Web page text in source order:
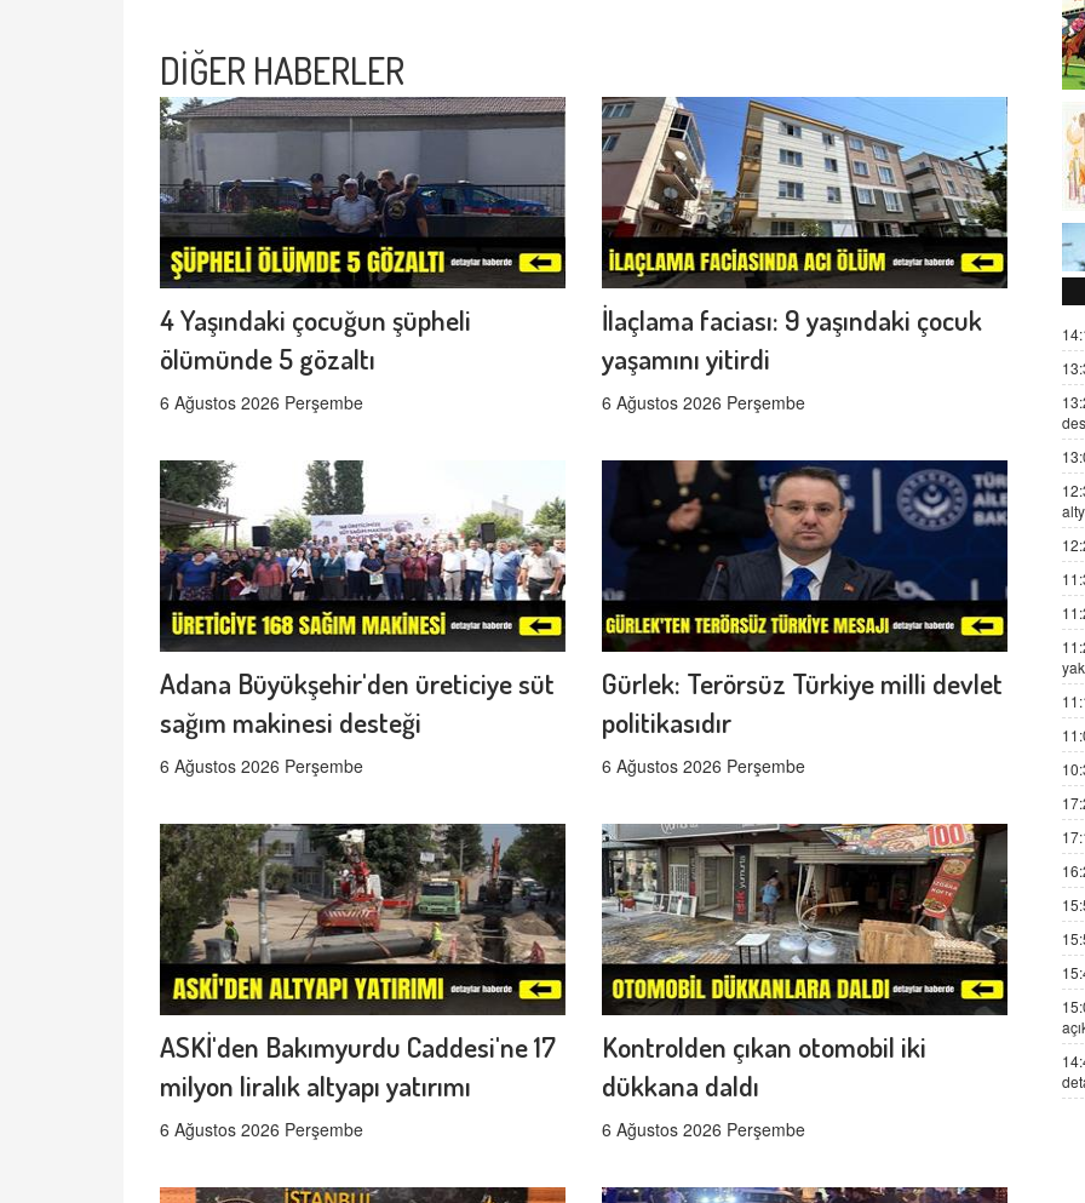
DİĞER HABERLER
4 Yaşındaki çocuğun şüpheli
ölümünde 5 gözaltı
6 Ağustos 2026 Perşembe
İlaçlama faciası: 9 yaşındaki çocuk
yaşamını yitirdi
6 Ağustos 2026 Perşembe
Adana Büyükşehir'den üreticiye süt
sağım makinesi desteği
6 Ağustos 2026 Perşembe
Gürlek: Terörsüz Türkiye milli devlet
politikasıdır
6 Ağustos 2026 Perşembe
ASKİ'den Bakımyurdu Caddesi'ne 17
milyon liralık altyapı yatırımı
6 Ağustos 2026 Perşembe
Kontrolden çıkan otomobil iki
dükkana daldı
6 Ağustos 2026 Perşembe